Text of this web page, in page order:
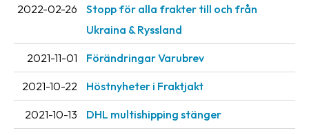
och
innehåll
2022-02-26
Stopp för alla frakter till och från
Ukraina & Ryssland
2021-11-01 Förändringar Varubrev
2021-10-22 Höstnyheter i Fraktjakt
2021-10-13 DHL multishipping stänger